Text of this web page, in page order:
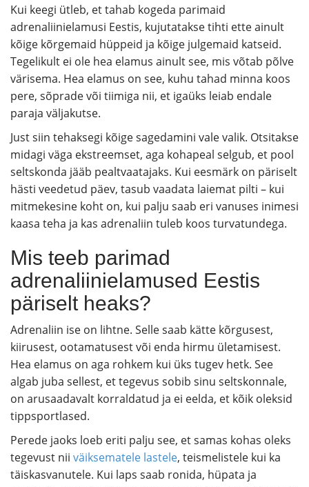
Kui keegi ütleb, et tahab kogeda parimaid
adrenaliinielamusi Eestis, kujutatakse tihti ette ainult
kõige kõrgemaid hüppeid ja kõige julgemaid katseid.
Tegelikult ei ole hea elamus ainult see, mis võtab põlve
värisema. Hea elamus on see, kuhu tahad minna koos
pere, sõprade või tiimiga nii, et igaüks leiab endale
paraja väljakutse.
Just siin tehaksegi kõige sagedamini vale valik. Otsitakse
midagi väga ekstreemset, aga kohapeal selgub, et pool
seltskonda jääb pealtvaatajaks. Kui eesmärk on päriselt
hästi veedetud päev, tasub vaadata laiemat pilti – kui
mitmekesine koht on, kui palju saab eri vanuses inimesi
kaasa teha ja kas adrenaliin tuleb koos turvatundega.
Mis teeb parimad
adrenaliinielamused Eestis
päriselt heaks?
Adrenaliin ise on lihtne. Selle saab kätte kõrgusest,
kiirusest, ootamatusest või enda hirmu ületamisest.
Hea elamus on aga rohkem kui üks tugev hetk. See
algab juba sellest, et tegevus sobib sinu seltskonnale,
on arusaadavalt korraldatud ja ei eelda, et kõik oleksid
tippsportlased.
Perede jaoks loeb eriti palju see, et samas kohas oleks
tegevust nii väiksematele lastele, teismelistele kui ka
täiskasvanutele. Kui laps saab ronida, hüpata ja